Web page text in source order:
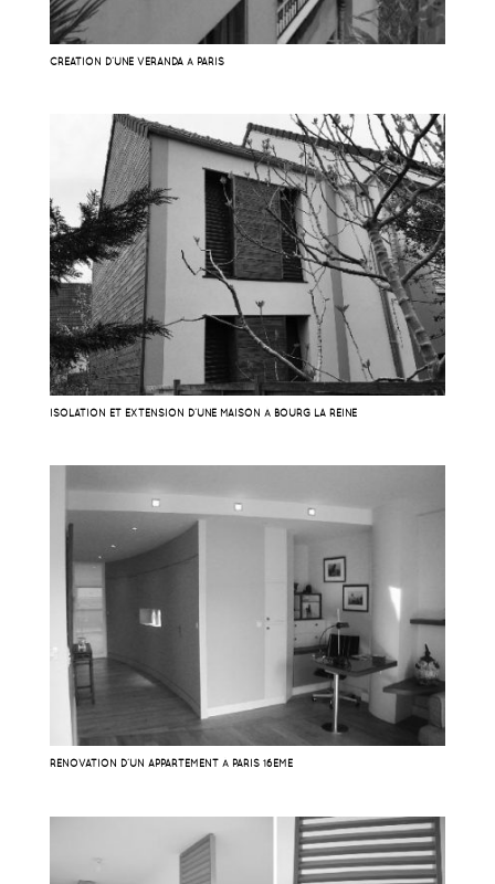
CRÉATION D’UNE VÉRANDA À PARIS
ISOLATION ET EXTENSION D’UNE MAISON À BOURG LA REINE
RÉNOVATION D’UN APPARTEMENT À PARIS 16EME